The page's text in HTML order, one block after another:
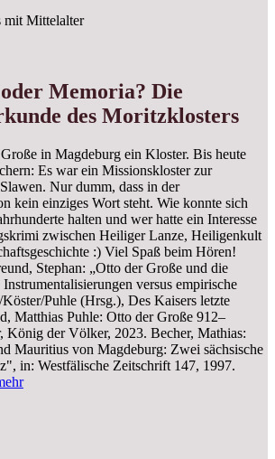
Mittelalter
Memoria? Die
des Moritzklosters
in Magdeburg ein Kloster. Bis heute
Es war ein Missionskloster zur
Nur dumm, dass in der
kein einziges Wort steht. Wie konnte sich
halten und wer hatte ein Interesse
zwischen Heiliger Lanze, Heiligenkult
:) Viel Spaß beim Hören!
Stephan: „Otto der Große und die
versus empirische
Puhle (Hrsg.), Des Kaisers letzte
Matthias Puhle: Otto der Große 912–
König der Völker, 2023. Becher, Mathias:
Mauritius von Magdeburg: Zwei sächsische
in: Westfälische Zeitschrift 147, 1997.